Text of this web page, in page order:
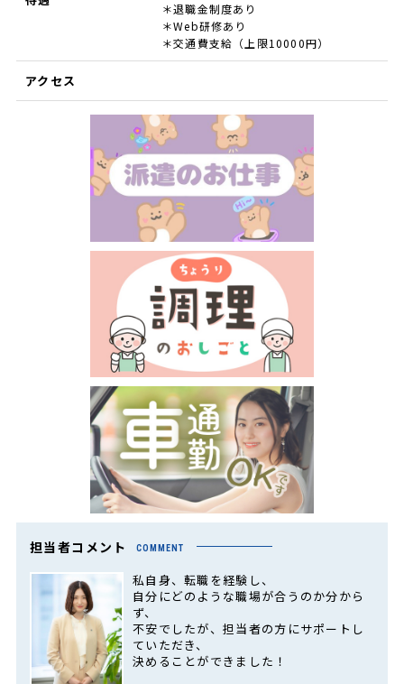
＊退職金制度あり
＊Web研修あり
＊交通費支給（上限10000円）
アクセス
担当者コメント COMMENT
私自身、転職を経験し、
自分にどのような職場が合うのか分から
ず、
不安でしたが、担当者の方にサポートし
ていただき、
決めることができました！